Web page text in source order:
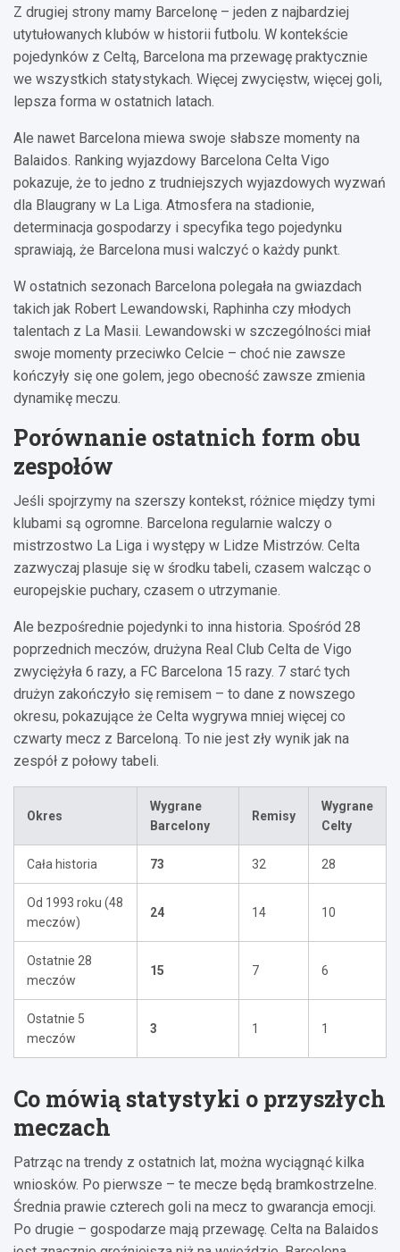
Z drugiej strony mamy Barcelonę – jeden z najbardziej
utytułowanych klubów w historii futbolu. W kontekście
pojedynków z Celtą, Barcelona ma przewagę praktycznie
we wszystkich statystykach. Więcej zwycięstw, więcej goli,
lepsza forma w ostatnich latach.
Ale nawet Barcelona miewa swoje słabsze momenty na
Balaidos. Ranking wyjazdowy Barcelona Celta Vigo
pokazuje, że to jedno z trudniejszych wyjazdowych wyzwań
dla Blaugrany w La Liga. Atmosfera na stadionie,
determinacja gospodarzy i specyfika tego pojedynku
sprawiają, że Barcelona musi walczyć o każdy punkt.
W ostatnich sezonach Barcelona polegała na gwiazdach
takich jak Robert Lewandowski, Raphinha czy młodych
talentach z La Masii. Lewandowski w szczególności miał
swoje momenty przeciwko Celcie – choć nie zawsze
kończyły się one golem, jego obecność zawsze zmienia
dynamikę meczu.
Porównanie ostatnich form obu
zespołów
Jeśli spojrzymy na szerszy kontekst, różnice między tymi
klubami są ogromne. Barcelona regularnie walczy o
mistrzostwo La Liga i występy w Lidze Mistrzów. Celta
zazwyczaj plasuje się w środku tabeli, czasem walcząc o
europejskie puchary, czasem o utrzymanie.
Ale bezpośrednie pojedynki to inna historia. Spośród 28
poprzednich meczów, drużyna Real Club Celta de Vigo
zwyciężyła 6 razy, a FC Barcelona 15 razy. 7 starć tych
drużyn zakończyło się remisem – to dane z nowszego
okresu, pokazujące że Celta wygrywa mniej więcej co
czwarty mecz z Barceloną. To nie jest zły wynik jak na
zespół z połowy tabeli.
Okres
Wygrane
Barcelony
Remisy
Wygrane
Celty
Cała historia 73 32 28
Od 1993 roku (48
meczów)
24 14 10
Ostatnie 28
meczów
15 7 6
Ostatnie 5
meczów
3 1 1
Co mówią statystyki o przyszłych
meczach
Patrząc na trendy z ostatnich lat, można wyciągnąć kilka
wniosków. Po pierwsze – te mecze będą bramkostrzelne.
Średnia prawie czterech goli na mecz to gwarancja emocji.
Po drugie – gospodarze mają przewagę. Celta na Balaidos